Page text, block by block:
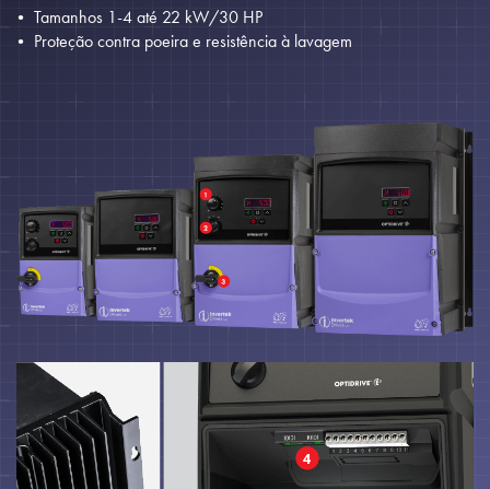
Tamanhos 1-4 até 22 kW/30 HP
Proteção contra poeira e resistência à lavagem